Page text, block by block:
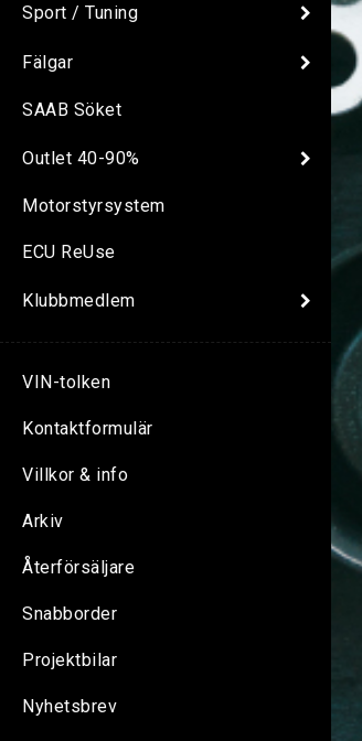
Sport / Tuning
Fälgar
SAAB Söket
Outlet 40-90%
Motorstyrsystem
ECU ReUse
Klubbmedlem
VIN-tolken
Kontaktformulär
Villkor & info
Arkiv
Återförsäljare
Snabborder
Projektbilar
Nyhetsbrev